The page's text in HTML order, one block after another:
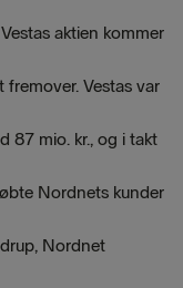
aktien kommer
Vestas var
87 mio. kr., og i takt
Nordnets kunder
Nordnet